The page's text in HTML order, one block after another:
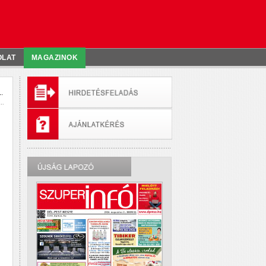
MAGAZINOK